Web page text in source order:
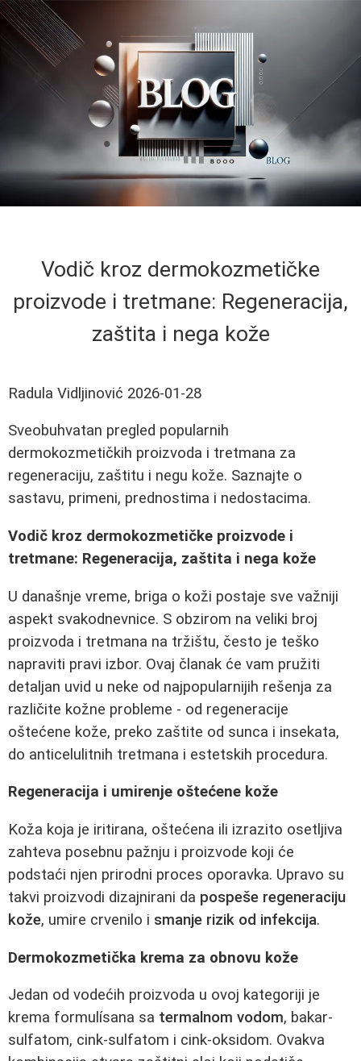
Vodič kroz dermokozmetičke
proizvode i tretmane: Regeneracija,
zaštita i nega kože
Radula Vidljinović 2026-01-28
Sveobuhvatan pregled popularnih
dermokozmetičkih proizvoda i tretmana za
regeneraciju, zaštitu i negu kože. Saznajte o
sastavu, primeni, prednostima i nedostacima.
Vodič kroz dermokozmetičke proizvode i
tretmane: Regeneracija, zaštita i nega kože
U današnje vreme, briga o koži postaje sve važniji
aspekt svakodnevnice. S obzirom na veliki broj
proizvoda i tretmana na tržištu, često je teško
napraviti pravi izbor. Ovaj članak će vam pružiti
detaljan uvid u neke od najpopularnijih rešenja za
različite kožne probleme - od regeneracije
oštećene kože, preko zaštite od sunca i insekata,
do anticelulitnih tretmana i estetskih procedura.
Regeneracija i umirenje oštećene kože
Koža koja je iritirana, oštećena ili izrazito osetljiva
zahteva posebnu pažnju i proizvode koji će
podstaći njen prirodni proces oporavka. Upravo su
takvi proizvodi dizajnirani da pospeše regeneraciju
kože, umire crvenilo i smanje rizik od infekcija.
Dermokozmetička krema za obnovu kože
Jedan od vodećih proizvoda u ovoj kategoriji je
krema formulísana sa termalnom vodom, bakar-
sulfatom, cink-sulfatom i cink-oksidom. Ovakva